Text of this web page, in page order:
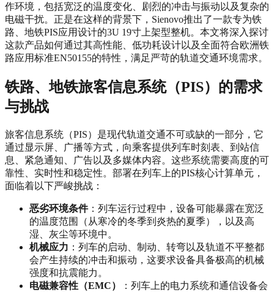
作环境，包括宽泛的温度变化、剧烈的冲击与振动以及复杂的
电磁干扰。正是在这样的背景下，Sienovo推出了一款专为铁
路、地铁PIS应用设计的3U 19寸上架型整机。本文将深入探讨
这款产品如何通过其高性能、低功耗设计以及全面符合欧洲铁
路应用标准EN50155的特性，满足严苛的轨道交通环境需求。
铁路、地铁旅客信息系统（PIS）的需求
与挑战
旅客信息系统（PIS）是现代轨道交通不可或缺的一部分，它
通过显示屏、广播等方式，向乘客提供列车时刻表、到站信
息、紧急通知、广告以及多媒体内容。这些系统需要高度的可
靠性、实时性和稳定性。部署在列车上的PIS核心计算单元，
面临着以下严峻挑战：
恶劣环境条件：列车运行过程中，设备可能暴露在宽泛
的温度范围（从寒冷的冬季到炎热的夏季），以及高
湿、灰尘等环境中。
机械应力 ：列车的启动、制动、转弯以及轨道不平整都
会产生持续的冲击和振动，这要求设备具备极高的机械
强度和抗震能力。
电磁兼容性（EMC）
：列车上的电力系统和通信设备会